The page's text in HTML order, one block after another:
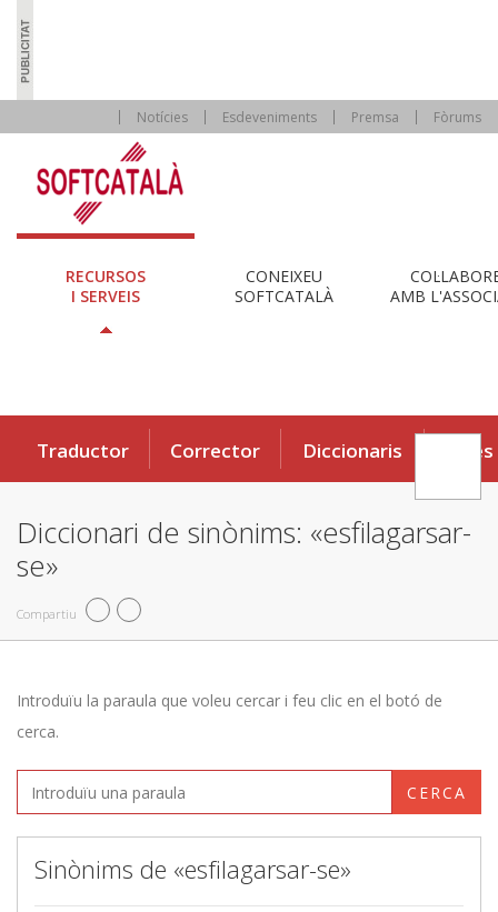
Notícies Esdeveniments Premsa Fòrums
RECURSOS
I SERVEIS
CONEIXEU
SOFTCATALÀ
AMB
Traductor Corrector Diccionaris Eines
Diccionari de sinònims: «esfilagarsar-
se»
Compartiu
Introduïu la paraula que voleu cercar i feu clic en el botó de
cerca.
CERCA
Sinònims de «esfilagarsar-se»